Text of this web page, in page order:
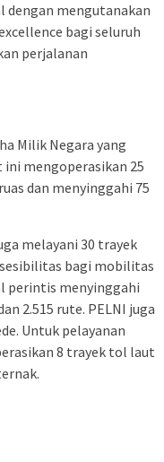
dengan mengutanakan
bagi seluruh
perjalanan
Milik Negara yang
ini mengoperasikan 25
dan menyinggahi 75
melayani 30 trayek
bagi mobilitas
perintis menyinggahi
2.515 rute. PELNI juga
Untuk pelayanan
8 trayek tol laut